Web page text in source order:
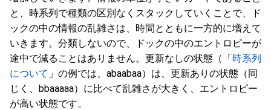
と、時系列で種類の区別なくスタックしていくことで、ド
ックの中の情報の乱雑さは、時間とともに一方的に増えて
いきます。分類しないので、ドックの中のエントロピーが
途中で減ることはありません。更新なしの状態（「時系列
について 」の例では、abaabaa）は、更新ありの状態（同
じく、bbaaaaa）に比べて乱雑さが大きく、エントロピー
が高い状態です。